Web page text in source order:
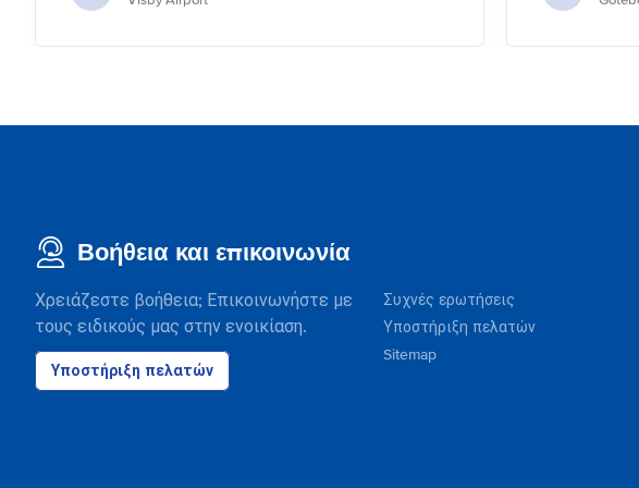
Βοήθεια και επικοινωνία
Χρειάζεστε βοήθεια; Επικοινωνήστε με
τους ειδικούς μας στην ενοικίαση.
Υποστήριξη πελατών
Συχνές ερωτήσεις
Υποστήριξη πελατών
Sitemap